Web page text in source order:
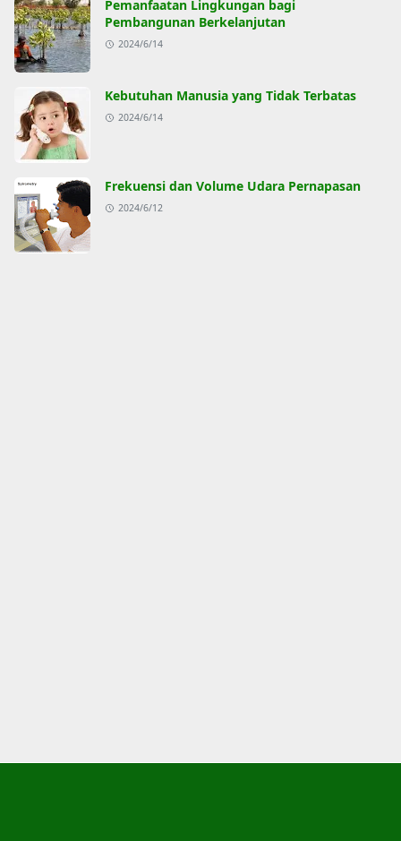
Pemanfaatan Lingkungan bagi
Pembangunan Berkelanjutan
2024/6/14
Kebutuhan Manusia yang Tidak Terbatas
2024/6/14
Frekuensi dan Volume Udara Pernapasan
2024/6/12